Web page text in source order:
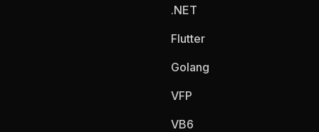
.NET
Flutter
Golang
VFP
VB6